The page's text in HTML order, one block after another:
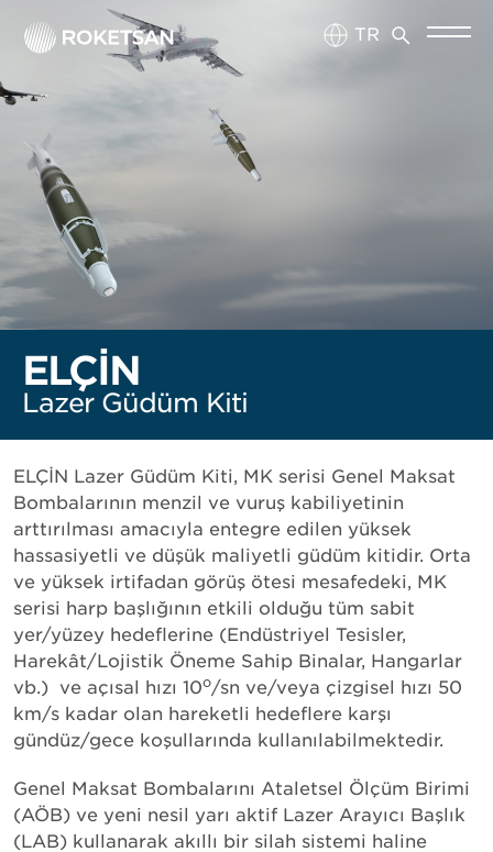
TR
ELÇİN
Lazer Güdüm Kiti
ELÇİN Lazer Güdüm Kiti, MK serisi Genel Maksat
Bombalarının menzil ve vuruş kabiliyetinin
arttırılması amacıyla entegre edilen yüksek
hassasiyetli ve düşük maliyetli güdüm kitidir. Orta
ve yüksek irtifadan görüş ötesi mesafedeki, MK
serisi harp başlığının etkili olduğu tüm sabit
yer/yüzey hedeflerine (Endüstriyel Tesisler,
Harekât/Lojistik Öneme Sahip Binalar, Hangarlar
vb.) ve açısal hızı 10o/sn ve/veya çizgisel hızı 50
km/s kadar olan hareketli hedeflere karşı
gündüz/gece koşullarında kullanılabilmektedir.
Genel Maksat Bombalarını Ataletsel Ölçüm Birimi
(AÖB) ve yeni nesil yarı aktif Lazer Arayıcı Başlık
(LAB) kullanarak akıllı bir silah sistemi haline